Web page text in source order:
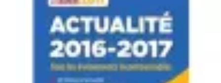
Top Footballeurs
Talents Émergentstalents émergentsHistoire du football
Tendances
Top Footballeurs